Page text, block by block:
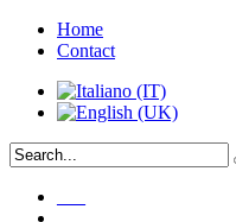
Home
Contact